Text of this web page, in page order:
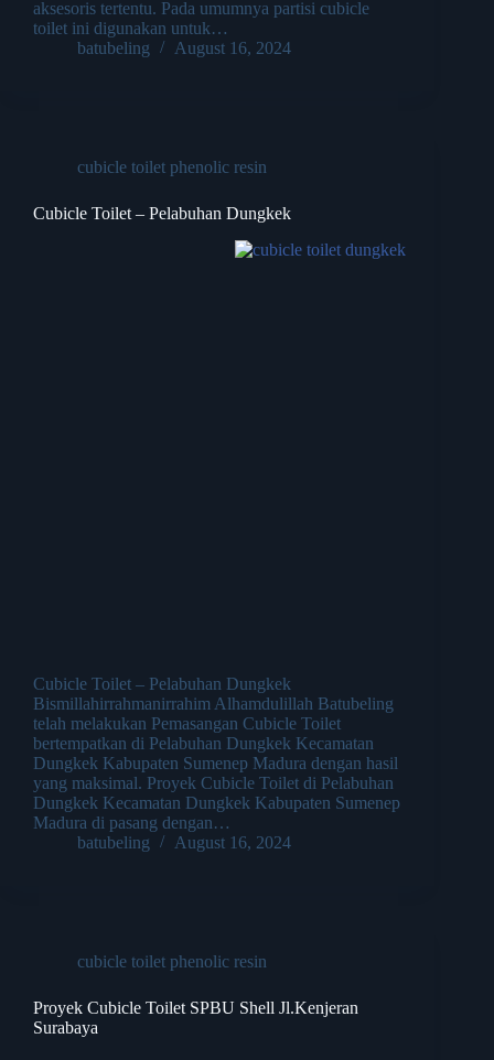
aksesoris tertentu. Pada umumnya partisi cubicle
toilet ini digunakan untuk…
batubeling
August 16, 2024
cubicle toilet phenolic resin
Cubicle Toilet – Pelabuhan Dungkek
Cubicle Toilet – Pelabuhan Dungkek
Bismillahirrahmanirrahim Alhamdulillah Batubeling
telah melakukan Pemasangan Cubicle Toilet
bertempatkan di Pelabuhan Dungkek Kecamatan
Dungkek Kabupaten Sumenep Madura dengan hasil
yang maksimal. Proyek Cubicle Toilet di Pelabuhan
Dungkek Kecamatan Dungkek Kabupaten Sumenep
Madura di pasang dengan…
batubeling
August 16, 2024
cubicle toilet phenolic resin
Proyek Cubicle Toilet SPBU Shell Jl.Kenjeran
Surabaya